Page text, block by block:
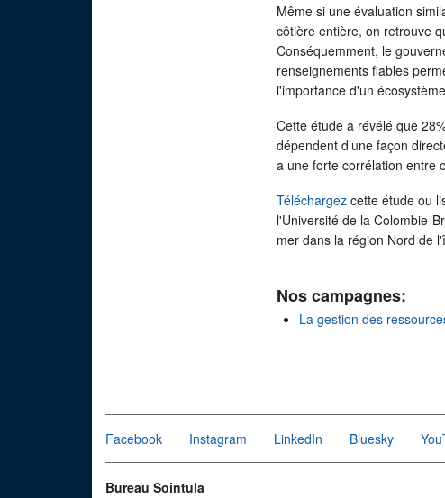
Même si une évaluation
côtière entière, on retrouve
Conséquemment, le
renseignements fiables
l'importance d'un
Cette étude a révélé que
dépendent d’une façon
a une forte corrélation entre
Téléchargez cette étude ou
l'Université de la Colombie-
mer dans la région Nord de
Nos campagnes:
La gestion des
Facebook Instagram LinkedIn Bluesky
Bureau Sointula